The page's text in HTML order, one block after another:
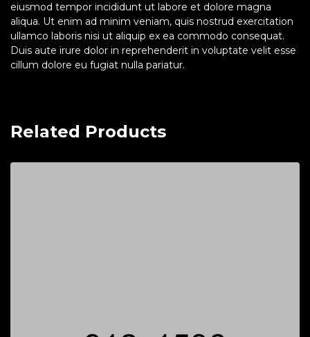
eiusmod tempor incididunt ut labore et dolore magna
aliqua. Ut enim ad minim veniam, quis nostrud exercitation
ullamco laboris nisi ut aliquip ex ea commodo consequat.
Duis aute irure dolor in reprehenderit in voluptate velit esse
cillum dolore eu fugiat nulla pariatur.
Related Products